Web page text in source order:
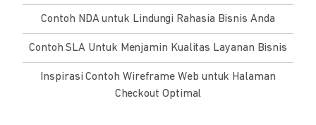
Contoh NDA untuk Lindungi Rahasia Bisnis Anda
Contoh SLA Untuk Menjamin Kualitas Layanan Bisnis
Inspirasi Contoh Wireframe Web untuk Halaman
Checkout Optimal